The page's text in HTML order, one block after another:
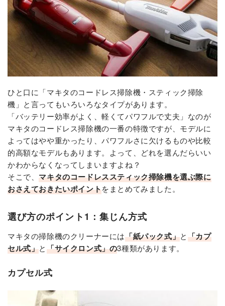
ひと口に「マキタのコードレス掃除機・スティック掃除
機」と言ってもいろいろなタイプがあります。
「バッテリー効率がよく、軽くてパワフルで丈夫」なのが
マキタのコードレス掃除機の一番の特徴ですが、モデルに
よってはやや重かったり、パワフルさに欠けるものや比較
的高額なモデルもあります。よって、どれを選んだらいい
かわからなくなってしまいますよね？
そこで、マキタのコードレススティック掃除機を選ぶ際に
おさえておきたいポイントをまとめてみました。
選び方のポイント1：集じん方式
マキタの掃除機のクリーナーには「紙パック式」と「カプ
セル式」と「サイクロン式」の3種類があります。
カプセル式